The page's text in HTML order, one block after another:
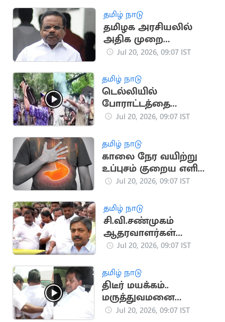
தமிழ் நாடு
தமிழக அரசியலில்
அதிக முறை
சபாநாயகராக
Jul 20, 2026, 09:07 IST
தமிழ் நாடு
டெல்லியில்
போராட்டத்தை
கலைக்க கண்ணீர்
Jul 20, 2026, 09:07 IST
தமிழ் நாடு
காலை நேர வயிற்று
உப்புசம் குறைய எளிய
வீட்டு வைத்தியங்கள்!
Jul 20, 2026, 09:07 IST
தமிழ் நாடு
சி.வி.சண்முகம்
ஆதரவாளர்கள்
கூண்டோடு ராஜினாமா
Jul 20, 2026, 09:07 IST
தமிழ் நாடு
திடீர் மயக்கம்..
மருத்துவமனை
விரையும் அனிதா
Jul 20, 2026, 09:07 IST